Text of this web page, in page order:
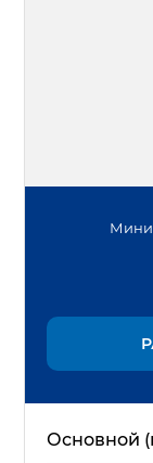
Основной